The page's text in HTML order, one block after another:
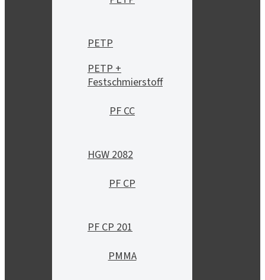
PETP
PETP +
Festschmierstoff
PF CC
HGW 2082
PF CP
PF CP 201
PMMA